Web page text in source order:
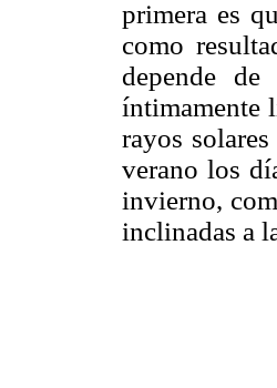
primera es
como
depende
íntimamente
rayos
verano los
invierno,
inclinadas a